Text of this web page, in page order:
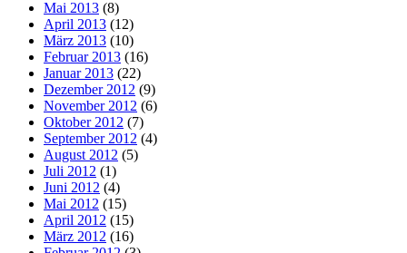
Mai 2013 (8)
April 2013 (12)
März 2013 (10)
Februar 2013 (16)
Januar 2013 (22)
Dezember 2012 (9)
November 2012 (6)
Oktober 2012 (7)
September 2012 (4)
August 2012 (5)
Juli 2012 (1)
Juni 2012 (4)
Mai 2012 (15)
April 2012 (15)
März 2012 (16)